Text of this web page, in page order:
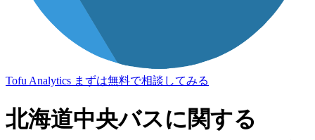
Tofu Analytics まずは無料で相談してみる
北海道中央バスに関する